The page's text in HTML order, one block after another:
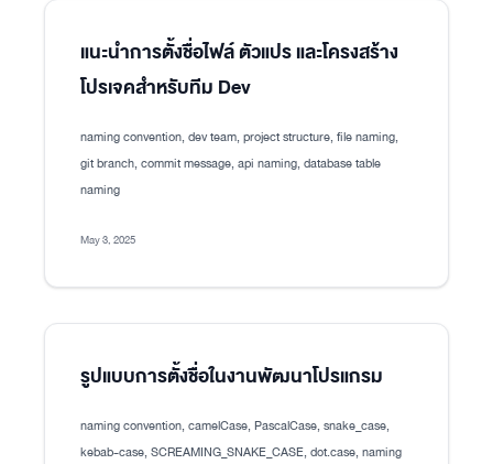
แนะนำการตั้งชื่อไฟล์ ตัวแปร และโครงสร้าง
โปรเจคสำหรับทีม Dev
naming convention, dev team, project structure, file naming,
git branch, commit message, api naming, database table
naming
May 3, 2025
รูปแบบการตั้งชื่อในงานพัฒนาโปรแกรม
naming convention, camelCase, PascalCase, snake_case,
kebab-case, SCREAMING_SNAKE_CASE, dot.case, naming